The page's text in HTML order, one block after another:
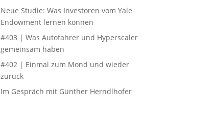
Neue Studie: Was Investoren vom Yale
Endowment lernen können
#403 | Was Autofahrer und Hyperscaler
gemeinsam haben
#402 | Einmal zum Mond und wieder
zurück
Im Gespräch mit Günther Herndlhofer